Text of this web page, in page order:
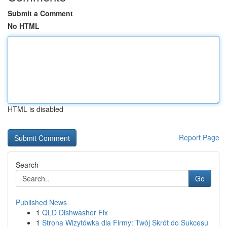
Submit a Comment
No HTML
HTML is disabled
Report Page
Search
Go
Published News
1 QLD Dishwasher Fix
1 Strona Wizytówka dla Firmy: Twój Skrót do Sukcesu